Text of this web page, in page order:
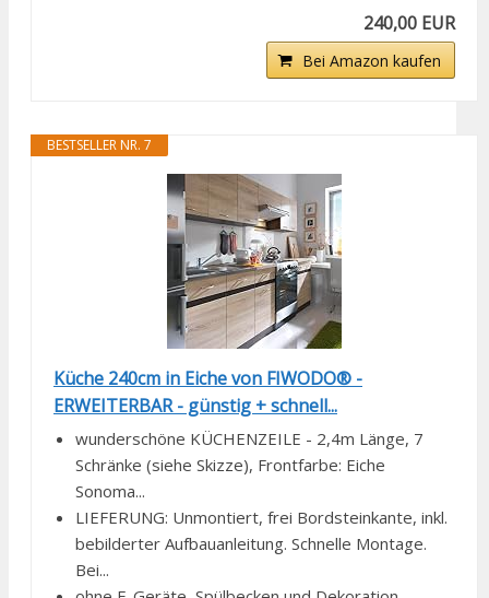
240,00 EUR
Bei Amazon kaufen
BESTSELLER NR. 7
Küche 240cm in Eiche von FIWODO® -
ERWEITERBAR - günstig + schnell...
wunderschöne KÜCHENZEILE - 2,4m Länge, 7
Schränke (siehe Skizze), Frontfarbe: Eiche
Sonoma...
LIEFERUNG: Unmontiert, frei Bordsteinkante, inkl.
bebilderter Aufbauanleitung. Schnelle Montage.
Bei...